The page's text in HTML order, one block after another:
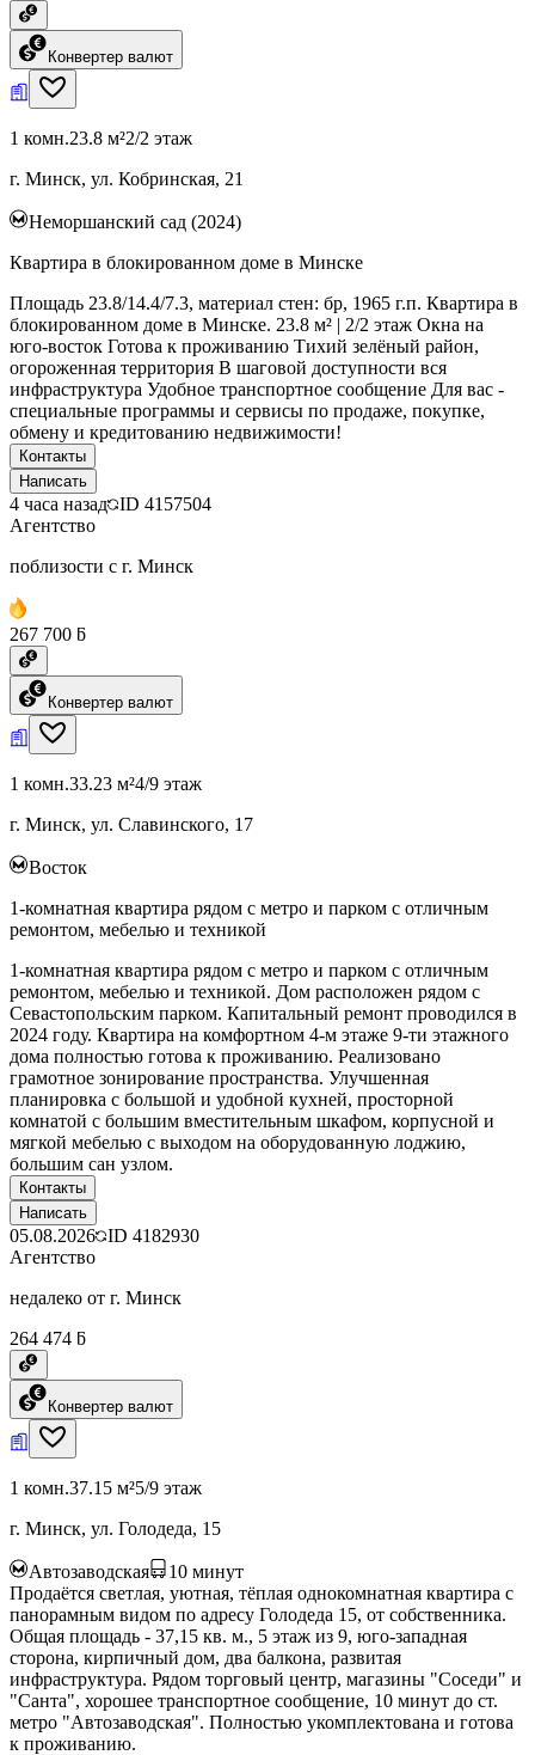
Конвертер валют
1 комн.23.8 м²2/2 этаж
г. Минск, ул. Кобринская, 21
Неморшанский сад (2024)
Квартира в блокированном доме в Минске
Площадь 23.8/14.4/7.3, материал стен: бр, 1965 г.п. Квартира в
блокированном доме в Минске. 23.8 м² | 2/2 этаж Окна на
юго-восток Готова к проживанию Тихий зелёный район,
огороженная территория В шаговой доступности вся
инфраструктура Удобное транспортное сообщение Для вас -
специальные программы и сервисы по продаже, покупке,
обмену и кредитованию недвижимости!
Контакты
Написать
4 часа назад ID 4157504
Агентство
поблизости с г. Минск
267 700 ƃ
Конвертер валют
1 комн.33.23 м²4/9 этаж
г. Минск, ул. Славинского, 17
Восток
1-комнатная квартира рядом с метро и парком с отличным
ремонтом, мебелью и техникой
1-комнатная квартира рядом с метро и парком с отличным
ремонтом, мебелью и техникой. Дом расположен рядом с
Севастопольским парком. Капитальный ремонт проводился в
2024 году. Квартира на комфортном 4-м этаже 9-ти этажного
дома полностью готова к проживанию. Реализовано
грамотное зонирование пространства. Улучшенная
планировка с большой и удобной кухней, просторной
комнатой с большим вместительным шкафом, корпусной и
мягкой мебелью с выходом на оборудованную лоджию,
большим сан узлом.
Контакты
Написать
05.08.2026 ID 4182930
Агентство
недалеко от г. Минск
264 474 ƃ
Конвертер валют
1 комн.37.15 м²5/9 этаж
г. Минск, ул. Голодеда, 15
Автозаводская 10 минут
Продаётся светлая, уютная, тёплая однокомнатная квартира с
панорамным видом по адресу Голодеда 15, от собственника.
Общая площадь - 37,15 кв. м., 5 этаж из 9, юго-западная
сторона, кирпичный дом, два балкона, развитая
инфраструктура. Рядом торговый центр, магазины "Соседи" и
"Санта", хорошее транспортное сообщение, 10 минут до ст.
метро "Автозаводская". Полностью укомплектована и готова
к проживанию.